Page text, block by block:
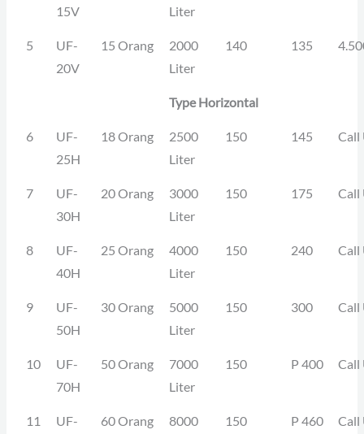
15V
Liter
5
UF-
20V
15 Orang
2000
Liter
140 135
Type Horizontal
6
UF-
25H
18 Orang
2500
Liter
150 145 Call
7
UF-
30H
20 Orang
3000
Liter
150 175 Call
8
UF-
40H
25 Orang
4000
Liter
150 240 Call
9
UF-
50H
30 Orang
5000
Liter
150 300 Call
10
UF-
70H
50 Orang
7000
Liter
150 P 400 Call
11
UF-
60 Orang
8000
150 P 460 Call